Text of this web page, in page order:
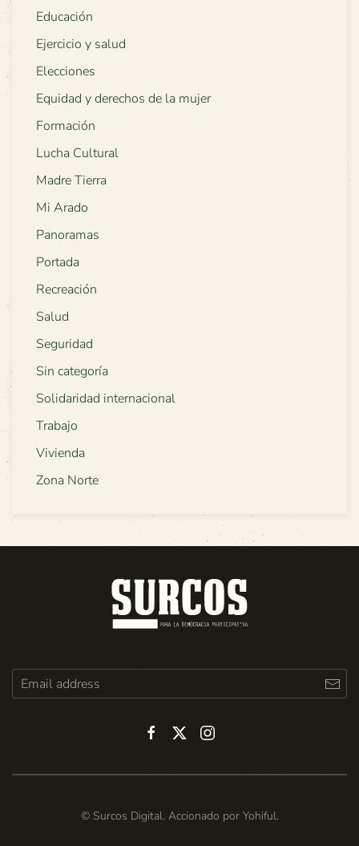
Educación
Ejercicio y salud
Elecciones
Equidad y derechos de la mujer
Formación
Lucha Cultural
Madre Tierra
Mi Arado
Panoramas
Portada
Recreación
Salud
Seguridad
Sin categoría
Solidaridad internacional
Trabajo
Vivienda
Zona Norte
© Surcos Digital. Accionado por Yohiful.